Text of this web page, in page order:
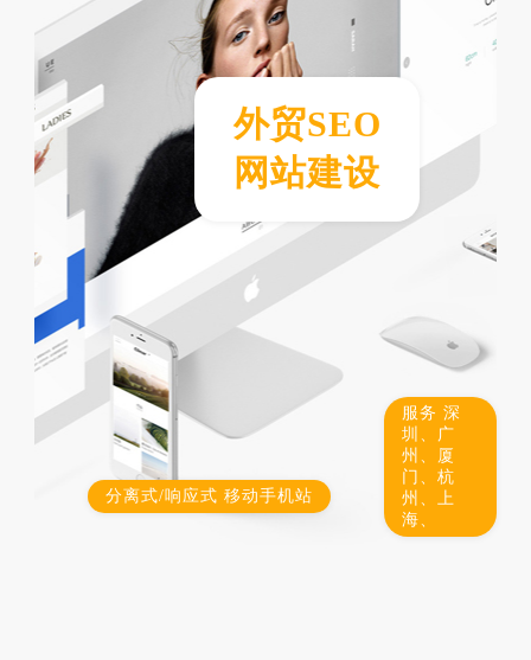
分离式/响应式 移动手机站
服务 深
圳、广
州、厦
门、杭
州、上
海、
外贸SEO
网站建设